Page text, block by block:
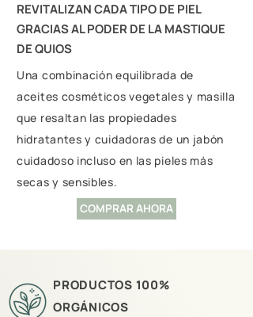
REVITALIZAN CADA TIPO DE PIEL
GRACIAS AL PODER DE LA MASTIQUE
DE QUIOS
Una combinación equilibrada de
aceites cosméticos vegetales y masilla
que resaltan las propiedades
hidratantes y cuidadoras de un jabón
cuidadoso incluso en las pieles más
secas y sensibles.
COMPRAR AHORA
PRODUCTOS 100%
ORGÁNICOS